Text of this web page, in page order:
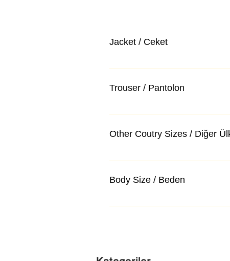
Jacket / Ceket
Trouser / Pantolon
Other Coutry Sizes / Diğer
Body Size / Beden